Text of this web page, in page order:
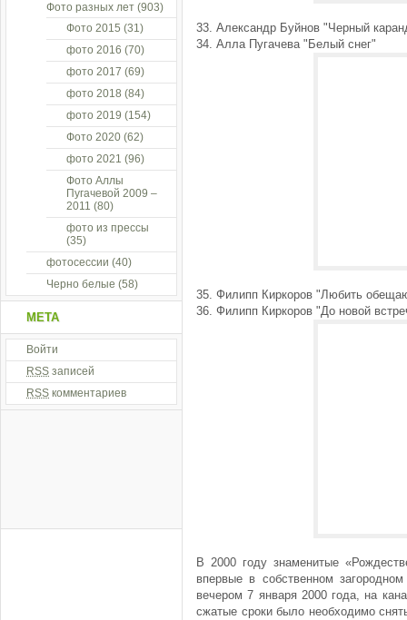
33. Александр Буйнов "Черный
34. Алла Пугачева "Белый снег"
35. Филипп Киркоров "Любить
36. Филипп Киркоров "До новой
В 2000 году знаменитые
впервые в собственном
вечером 7 января 2000 года, на
сжатые сроки было необходимо
Фото разных лет (903)
Фото 2015 (31)
фото 2016 (70)
фото 2017 (69)
фото 2018 (84)
фото 2019 (154)
Фото 2020 (62)
фото 2021 (96)
Фото Аллы
Пугачевой 2009 –
2011 (80)
фото из прессы
(35)
фотосессии (40)
Черно белые (58)
МЕТА
Войти
RSS записей
RSS комментариев